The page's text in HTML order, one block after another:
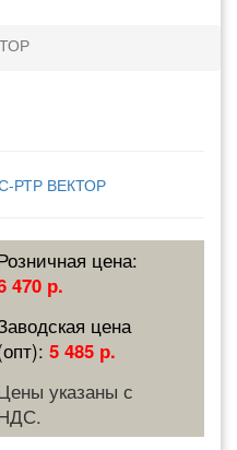
470 р.
5 485 р.
указаны с